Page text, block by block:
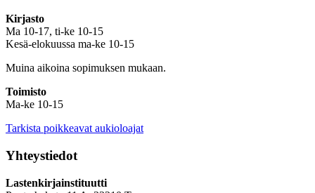
Kirjasto
Ma 10-17, ti-ke 10-15
Kesä-elokuussa ma-ke 10-15
Muina aikoina sopimuksen mukaan.
Toimisto
Ma-ke 10-15
Tarkista poikkeavat aukioloajat
Yhteystiedot
Lastenkirjainstituutti